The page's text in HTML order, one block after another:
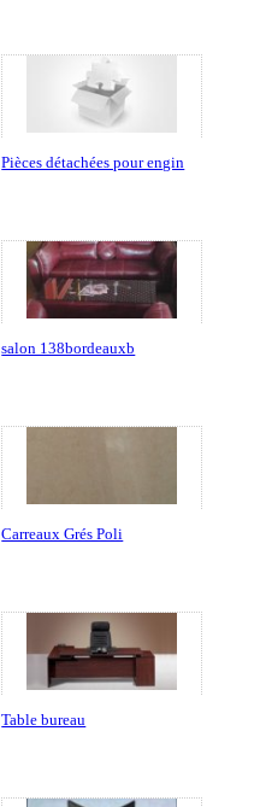
Pièces détachées pour engin
salon 138bordeauxb
Carreaux Grés Poli
Table bureau